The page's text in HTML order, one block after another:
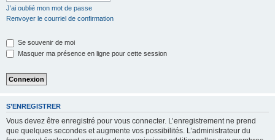
J’ai oublié mon mot de passe
Renvoyer le courriel de confirmation
Se souvenir de moi
Masquer ma présence en ligne pour cette session
S’ENREGISTRER
Vous devez être enregistré pour vous connecter. L’enregistrement ne prend
que quelques secondes et augmente vos possibilités. L’administrateur du